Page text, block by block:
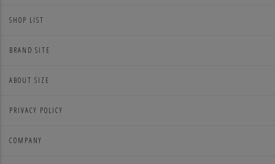
SHOP LIST
BRAND SITE
ABOUT SIZE
PRIVACY POLICY
COMPANY